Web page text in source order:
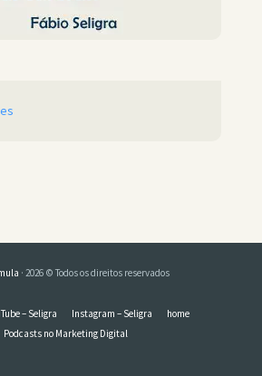
· 2026 © Todos os direitos reservados
– Seligra Instagram – Seligra
home
Podcasts no Marketing Digital